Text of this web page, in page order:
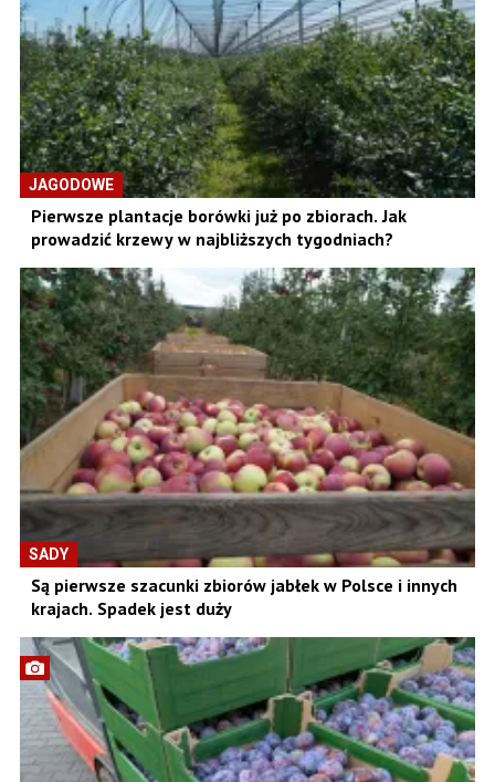
JAGODOWE
Pierwsze plantacje borówki już po zbiorach. Jak
prowadzić krzewy w najbliższych tygodniach?
SADY
Są pierwsze szacunki zbiorów jabłek w Polsce i innych
krajach. Spadek jest duży